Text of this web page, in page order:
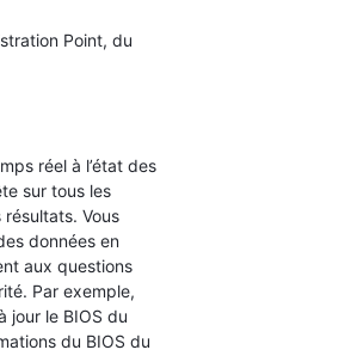
Point, du
réel à l’état des
sur tous les
Vous
données en
aux questions
Par exemple,
jour le BIOS du
du BIOS du